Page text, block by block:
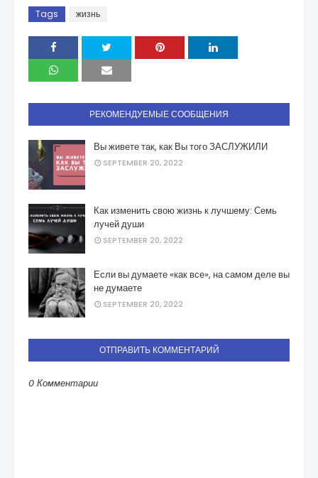
Tags жизнь
РЕКОМЕНДУЕМЫЕ СООБЩЕНИЯ
Вы живете так, как Вы того ЗАСЛУЖИЛИ
SEPTEMBER 20, 2022
Как изменить свою жизнь к лучшему: Семь
лучей души
SEPTEMBER 20, 2022
Если вы думаете «как все», на самом деле вы
не думаете
SEPTEMBER 20, 2022
ОТПРАВИТЬ КОММЕНТАРИЙ
0 Комментарии